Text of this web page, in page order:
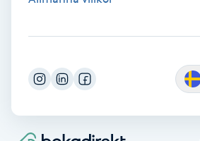
Fibromassage